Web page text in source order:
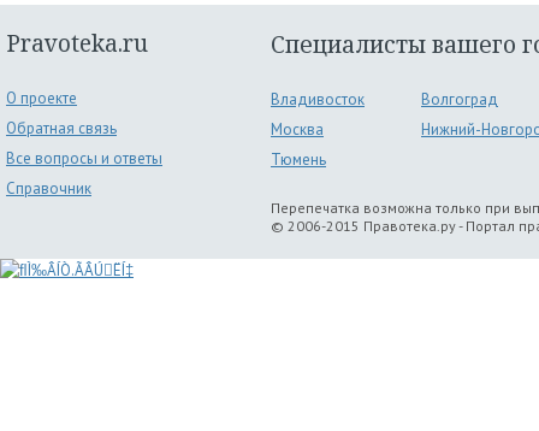
Pravoteka.ru
О проекте
Обратная связь
Все вопросы и ответы
Справочник
Специалисты вашего
Владивосток
Волгоград
Москва
Нижний-
Тюмень
Перепечатка возможна только при
© 2006-2015 Правотека.ру - Портал